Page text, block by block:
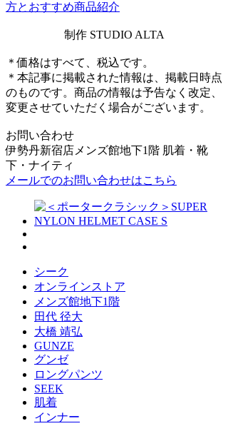
方とおすすめ商品紹介
制作 STUDIO ALTA
＊価格はすべて、税込です。
＊本記事に掲載された情報は、掲載日時点
のものです。商品の情報は予告なく改定、
変更させていただく場合がございます。
お問い合わせ
伊勢丹新宿店メンズ館地下1階 肌着・靴
下・ナイティ
メールでのお問い合わせはこちら
シーク
オンラインストア
メンズ館地下1階
田代 径大
大橋 靖弘
GUNZE
グンゼ
ロングパンツ
SEEK
肌着
インナー